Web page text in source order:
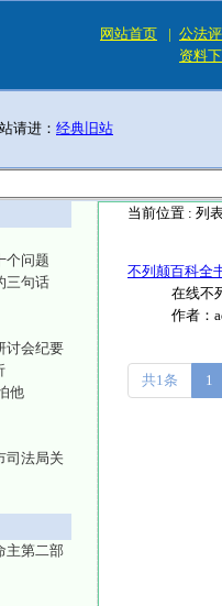
网站首页 | 公法
资料
请进： 经典旧站
个问题
三句话
讨会纪要
他
法局关
主第二部
当前位置 : 列
不列颠百科全
在线不
作者：
共1条 1